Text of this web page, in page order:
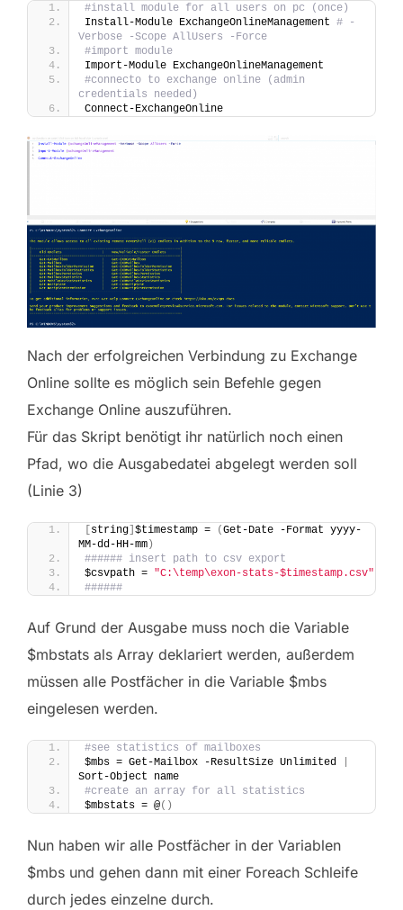
#install module for all users on pc (once)
Install-Module ExchangeOnlineManagement # -
Verbose -Scope AllUsers -Force
#import module
Import-Module ExchangeOnlineManagement
#connecto to exchange online (admin
credentials needed)
Connect-ExchangeOnline
Nach der erfolgreichen Verbindung zu Exchange
Online sollte es möglich sein Befehle gegen
Exchange Online auszuführen.
Für das Skript benötigt ihr natürlich noch einen
Pfad, wo die Ausgabedatei abgelegt werden soll
(Linie 3)
string $timestamp = (Get-Date -Format yyyy-
MM-dd-HH-mm )
###### insert path to csv export
$csvpath = "C:\temp\exon-stats-$timestamp.csv"
######
Auf Grund der Ausgabe muss noch die Variable
$mbstats als Array deklariert werden, außerdem
müssen alle Postfächer in die Variable $mbs
eingelesen werden.
#see statistics of mailboxes
$mbs = Get-Mailbox -ResultSize Unlimited
Sort-Object name
#create an array for all statistics
$mbstats = @()
Nun haben wir alle Postfächer in der Variablen
$mbs und gehen dann mit einer Foreach Schleife
durch jedes einzelne durch.